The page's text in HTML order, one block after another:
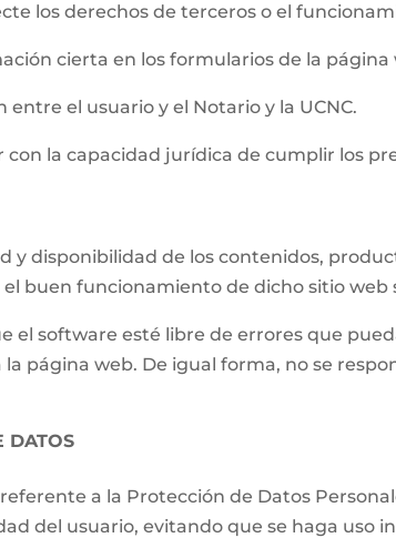
los derechos de terceros o el
cierta en los formularios de la página
el usuario y el Notario y la UCNC.
la capacidad jurídica de cumplir los
y disponibilidad de los contenidos,
buen funcionamiento de dicho sitio web
el software esté libre de errores que
página web. De igual forma, no se
DATOS
referente a la Protección de Datos
del usuario, evitando que se haga uso